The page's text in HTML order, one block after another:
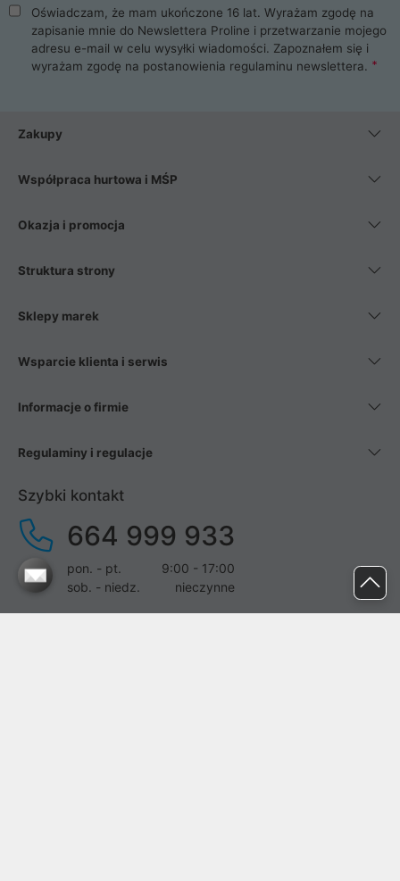
Oświadczam, że mam ukończone 16 lat. Wyrażam zgodę na
zapisanie mnie do Newslettera Proline i przetwarzanie mojego
adresu e-mail w celu wysyłki wiadomości. Zapoznałem się i
wyrażam zgodę na postanowienia regulaminu newslettera.
Zakupy
Współpraca hurtowa i MŚP
Okazja i promocja
Struktura strony
Sklepy marek
Wsparcie klienta i serwis
Informacje o firmie
Regulaminy i regulacje
Szybki kontakt
664 999 933
pon. - pt.
9:00 - 17:00
sob. - niedz.
nieczynne